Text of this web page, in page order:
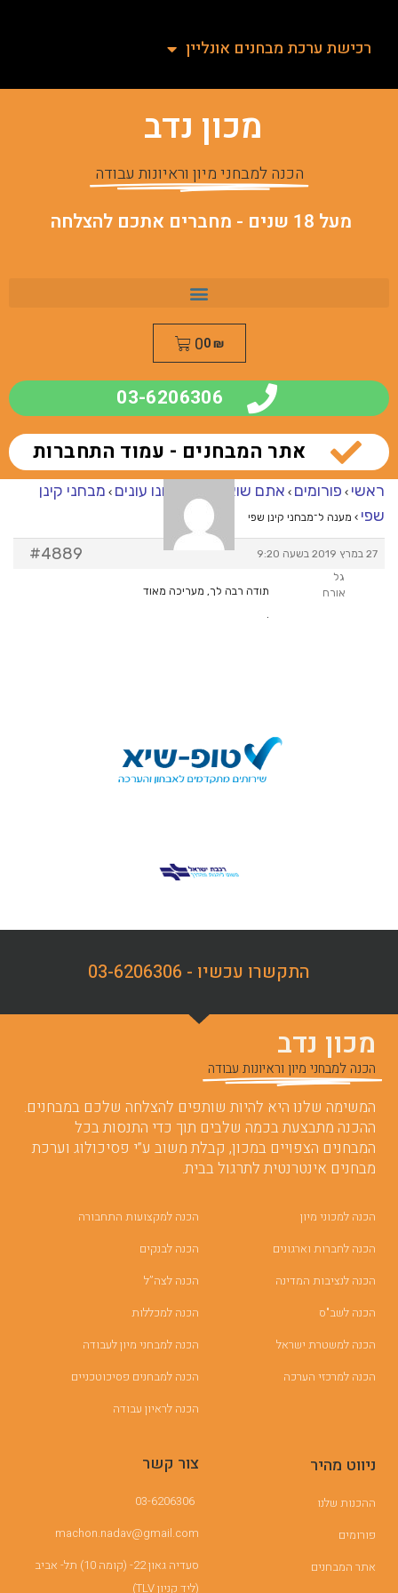
רכישת ערכת מבחנים אונליין
מכון נדב
הכנה למבחני מיון וראיונות עבודה
מעל 18 שנים - מחברים אתכם להצלחה
0₪
0
03-6206306
אתר המבחנים - עמוד התחברות
ראשי › פורומים › אתם שואלים – אנחנו עונים › מבחני קינן
שפי › מענה ל־מבחני קינן שפי
27 במרץ 2019 בשעה 9:20 #4889
גל
אורח
תודה רבה לך, מעריכה מאוד
.
התקשרו עכשיו - 03-6206306
מכון נדב
הכנה למבחני מיון וראיונות עבודה
המשימה שלנו היא להיות שותפים להצלחה שלכם במבחנים.
ההכנה מתבצעת בכמה שלבים תוך כדי התנסות בכל
המבחנים הצפויים במכון, קבלת משוב ע”י פסיכולוג וערכת
מבחנים אינטרנטית לתרגול בבית.
הכנה למכוני מיון
הכנה לחברות וארגונים
הכנה לנציבות המדינה
הכנה לשב"ס
הכנה למשטרת ישראל
הכנה למרכזי הערכה
הכנה למקצועות התחבורה
הכנה לבנקים
הכנה לצה”ל
הכנה למכללות
הכנה למבחני מיון לעבודה
הכנה למבחנים פסיכוטכניים
הכנה לראיון עבודה
ניווט מהיר
ההכנות שלנו
פורומים
אתר המבחנים
צור קשר
03-6206306
machon.nadav@gmail.com
סעדיה גאון 22- (קומה 10) תל- אביב
(ליד קניון TLV)